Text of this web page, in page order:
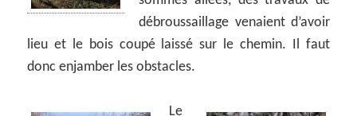
débroussaillage venaient d’avoir
lieu et le bois coupé laissé sur le chemin. Il faut
donc enjamber les obstacles.
Le